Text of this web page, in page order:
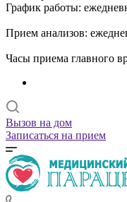
График работы:
Прием анализов:
Часы приема главного
Вызов на дом
Записаться на прием